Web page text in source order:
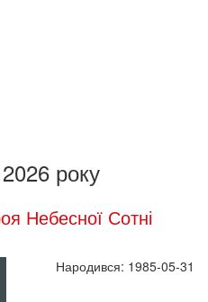
року
Небесної Сотні
Народився: 1985-05-31